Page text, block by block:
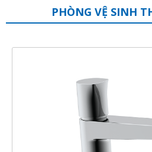
PHÒNG VỆ SINH